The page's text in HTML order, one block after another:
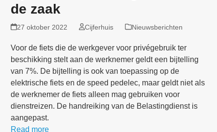
de zaak
27 oktober 2022 Cijferhuis Nieuwsberichten
Voor de fiets die de werkgever voor privégebruik ter
beschikking stelt aan de werknemer geldt een bijtelling
van 7%. De bijtelling is ook van toepassing op de
elektrische fiets en de speed pedelec, maar geldt niet als
de werknemer de fiets alleen mag gebruiken voor
dienstreizen. De handreiking van de Belastingdienst is
aangepast.
Read more